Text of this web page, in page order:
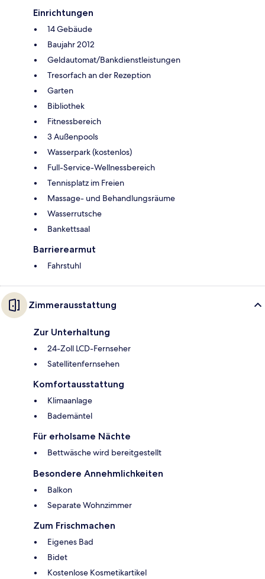
Einrichtungen
14 Gebäude
Baujahr 2012
Geldautomat/Bankdienstleistungen
Tresorfach an der Rezeption
Garten
Bibliothek
Fitnessbereich
3 Außenpools
Wasserpark (kostenlos)
Full-Service-Wellnessbereich
Tennisplatz im Freien
Massage- und Behandlungsräume
Wasserrutsche
Bankettsaal
Barrierearmut
Fahrstuhl
Zimmerausstattung
Zur Unterhaltung
24-Zoll LCD-Fernseher
Satellitenfernsehen
Komfortausstattung
Klimaanlage
Bademäntel
Für erholsame Nächte
Bettwäsche wird bereitgestellt
Besondere Annehmlichkeiten
Balkon
Separate Wohnzimmer
Zum Frischmachen
Eigenes Bad
Bidet
Kostenlose Kosmetikartikel